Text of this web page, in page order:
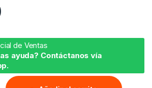
de Ventas
ayuda? Contáctanos vía